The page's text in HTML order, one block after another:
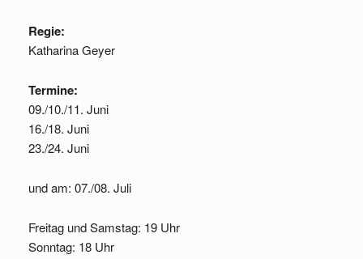
Regie:
Katharina Geyer
Termine:
09./10./11. Juni
16./18. Juni
23./24. Juni
und am: 07./08. Juli
Freitag und Samstag: 19 Uhr
Sonntag: 18 Uhr